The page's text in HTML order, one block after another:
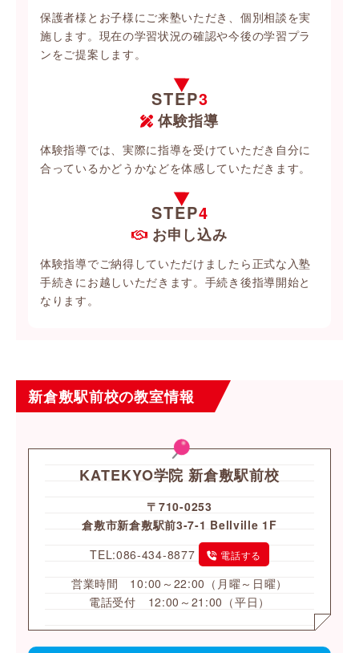
保護者様とお子様にご来塾いただき、個別相談を実
施します。現在の学習状況の確認や今後の学習プラ
ンをご提案します。
STEP3
体験指導
体験指導では、実際に指導を受けていただき自分に
合っているかどうかなどを体感していただきます。
STEP4
お申し込み
体験指導でご納得していただけましたら正式な入塾
手続きにお越しいただきます。手続き後指導開始と
なります。
新倉敷駅前校の教室情報
KATEKYO学院 新倉敷駅前校
〒710-0253
倉敷市新倉敷駅前3-7-1 Bellville 1F
TEL:086-434-8877
電話する
営業時間 10:00～22:00（月曜～日曜）
電話受付 12:00～21:00（平日）